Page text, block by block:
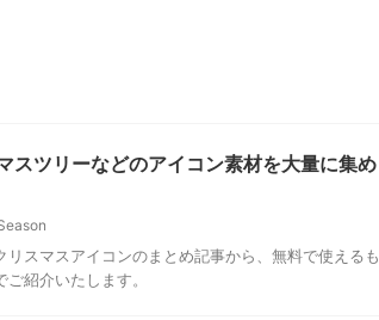
スツリーなどのアイコン素材を大量に集め
スマスアイコンのまとめ記事から、無料で使えるも
紹介いたします。